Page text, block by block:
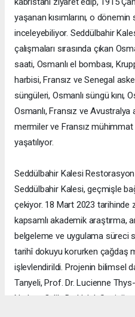
yaşanan kısımlarını, o
inceleyebiliyor. Seddülbahir
çalışmaları sırasında çıkan
saati, Osmanlı el bombası,
harbisi, Fransız ve Senegal
süngüleri, Osmanlı süngü kını,
Osmanlı, Fransız ve
mermiler ve Fransız mühimmat
yaşatılıyor.
Seddülbahir Kalesi
Seddülbahir Kalesi, geçmişle
çekiyor. 18 Mart 2023 tarihinde
kapsamlı akademik araştırma,
belgeleme ve uygulama süreci
tarihî dokuyu korurken çağdaş
işlevlendirildi. Projenin bilimsel
Tanyeli, Prof. Dr. Lucienne
Nurhan Çelik, Dr. Haluk Sesigür